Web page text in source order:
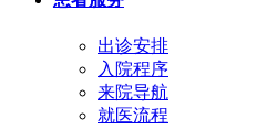
出诊安排
入院程序
来院导航
就医流程